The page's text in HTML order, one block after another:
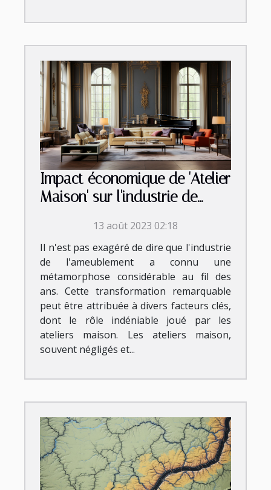
Impact économique de 'Atelier
Maison' sur l'industrie de
13 août 2023 02:18
Il n'est pas exagéré de dire que l'industrie
de l'ameublement a connu une
métamorphose considérable au fil des
ans. Cette transformation remarquable
peut être attribuée à divers facteurs clés,
dont le rôle indéniable joué par les
ateliers maison. Les ateliers maison,
souvent négligés et...